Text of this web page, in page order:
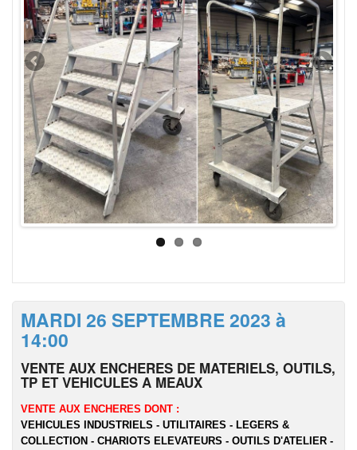
MARDI 26 SEPTEMBRE 2023 à
14:00
VENTE AUX ENCHERES DE MATERIELS, OUTILS,
TP ET VEHICULES A MEAUX
VENTE AUX ENCHERES DONT :
VEHICULES INDUSTRIELS - UTILITAIRES - LEGERS &
COLLECTION - CHARIOTS ELEVATEURS - OUTILS D'ATELIER -